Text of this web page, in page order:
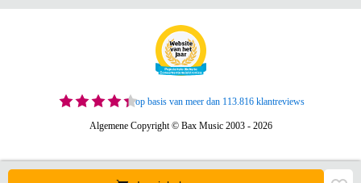
op basis van meer dan 113.816 klantreviews
Algemene Copyright © Bax Music 2003 - 2026